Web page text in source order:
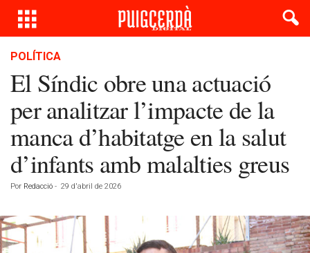
POLÍTICA
El Síndic obre una actuació
per analitzar l’impacte de la
manca d’habitatge en la salut
d’infants amb malalties greus
Por Redacció - 29 d'abril de 2026